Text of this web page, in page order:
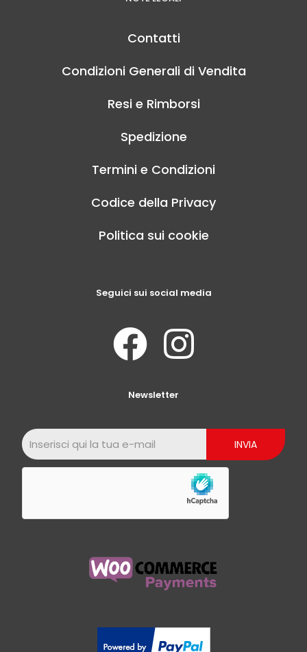
Contatti
Condizioni Generali di Vendita
Resi e Rimborsi
Spedizione
Termini e Condizioni
Codice della Privacy
Politica sui cookie
Seguici sui social media
Newsletter